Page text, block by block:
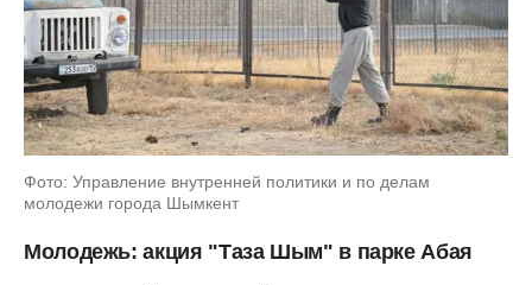
Фото: Управление внутренней политики и по делам
молодежи города Шымкент
Молодежь: акция "Таза Шым" в парке Абая